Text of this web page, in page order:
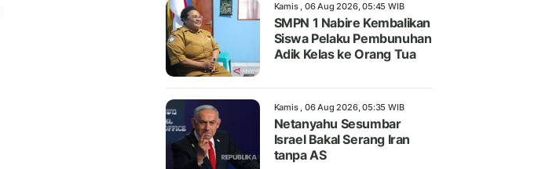
Kamis , 06 Aug 2026, 05:45 WIB
SMPN 1 Nabire Kembalikan
Siswa Pelaku Pembunuhan
Adik Kelas ke Orang Tua
Kamis , 06 Aug 2026, 05:35 WIB
Netanyahu Sesumbar
Israel Bakal Serang Iran
tanpa AS